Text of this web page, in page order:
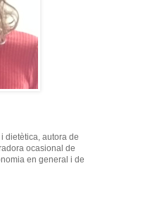
dietètica, autora de
ocasional de
en general i de